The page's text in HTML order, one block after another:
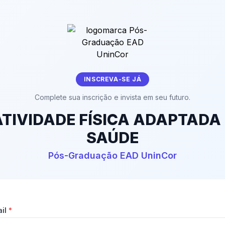
INSCREVA-SE JÁ
Complete sua inscrição e invista em seu futuro.
FÍSICA ADAPTADA
SAÚDE
Pós-Graduação EAD UninCor
*